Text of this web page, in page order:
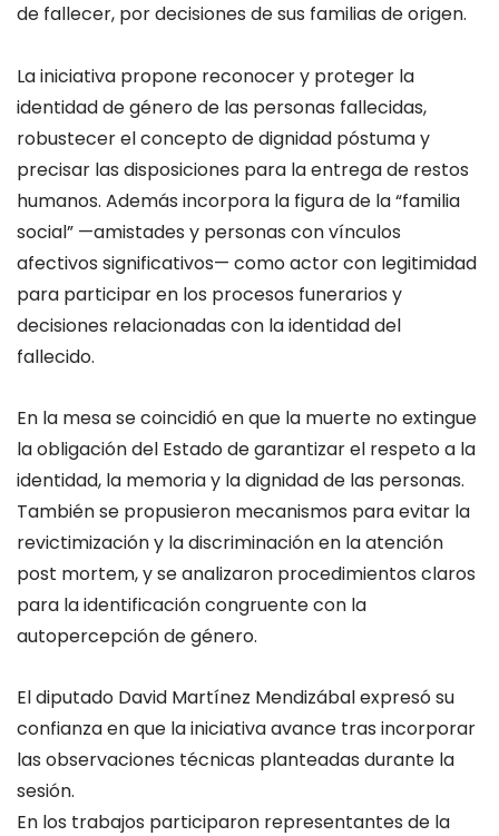
de fallecer, por decisiones de sus familias de origen.
La iniciativa propone reconocer y proteger la
identidad de género de las personas fallecidas,
robustecer el concepto de dignidad póstuma y
precisar las disposiciones para la entrega de restos
humanos. Además incorpora la figura de la “familia
social” —amistades y personas con vínculos
afectivos significativos— como actor con legitimidad
para participar en los procesos funerarios y
decisiones relacionadas con la identidad del
fallecido.
En la mesa se coincidió en que la muerte no extingue
la obligación del Estado de garantizar el respeto a la
identidad, la memoria y la dignidad de las personas.
También se propusieron mecanismos para evitar la
revictimización y la discriminación en la atención
post mortem, y se analizaron procedimientos claros
para la identificación congruente con la
autopercepción de género.
El diputado David Martínez Mendizábal expresó su
confianza en que la iniciativa avance tras incorporar
las observaciones técnicas planteadas durante la
sesión.
En los trabajos participaron representantes de la